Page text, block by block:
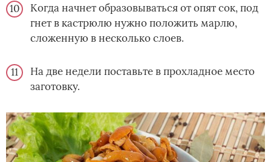
Когда начнет образовываться от опят сок, под
гнет в кастрюлю нужно положить марлю,
сложенную в несколько слоев.
На две недели поставьте в прохладное место
заготовку.